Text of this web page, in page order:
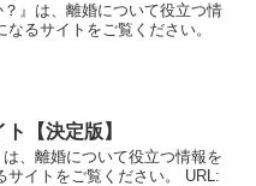
』は、離婚について役立つ情
るサイトをご覧ください。
【決定版】
、離婚について役立つ情報を
サイトをご覧ください。 URL: